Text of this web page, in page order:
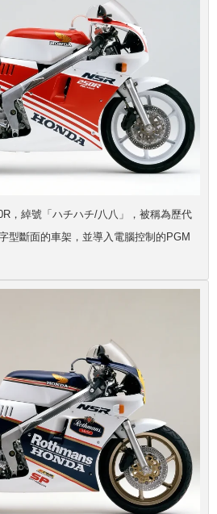
，綽號「ハチハチ/八八」，被稱為歷代
型斷面的車架，並導入電腦控制的PGM